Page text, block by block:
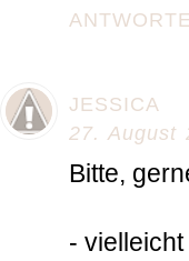
JESSICA
27. August
Bitte,
-